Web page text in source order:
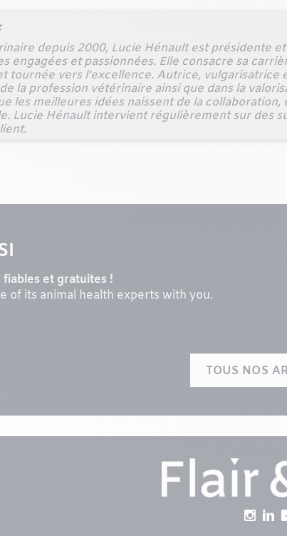
depuis 2000, Lucie Hénault est présidente
engagées et passionnées. Elle consacre sa
tournée vers l’excellence. Autrice, vulgarisatrice
la profession vétérinaire ainsi que dans la
les meilleures idées naissent de la
Lucie Hénault intervient régulièrement sur des
et gratuites !
of its animal health experts with you.
TOUS NOS